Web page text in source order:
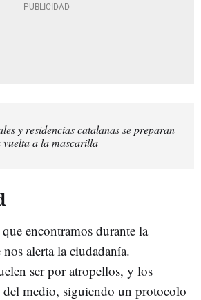
y residencias catalanas se preparan
a la mascarilla
encontramos durante la
alerta la ciudadanía.
ser por atropellos, y los
del medio, siguiendo un protocolo